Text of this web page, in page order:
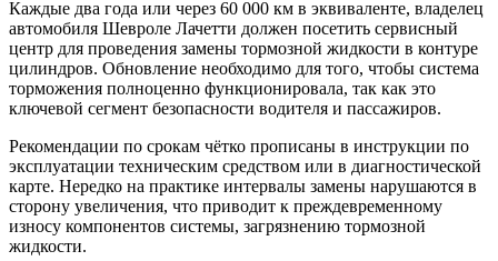
Каждые два года или через 60 000 км в эквиваленте, владелец
автомобиля Шевроле Лачетти должен посетить сервисный
центр для проведения замены тормозной жидкости в контуре
цилиндров. Обновление необходимо для того, чтобы система
торможения полноценно функционировала, так как это
ключевой сегмент безопасности водителя и пассажиров.
Рекомендации по срокам чётко прописаны в инструкции по
эксплуатации техническим средством или в диагностической
карте. Нередко на практике интервалы замены нарушаются в
сторону увеличения, что приводит к преждевременному
износу компонентов системы, загрязнению тормозной
жидкости.